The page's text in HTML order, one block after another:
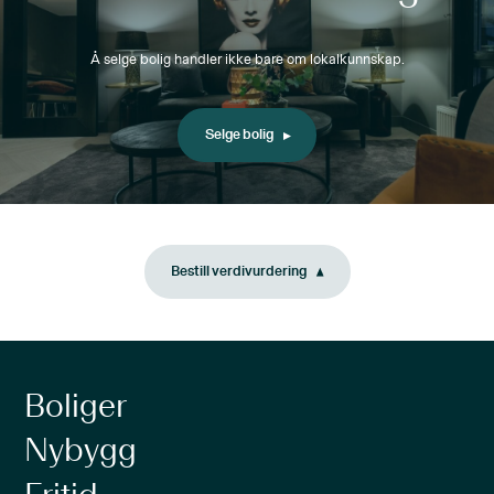
Å selge bolig handler ikke bare om lokalkunnskap.
Selge bolig
Bestill verdivurdering
Boliger
Nybygg